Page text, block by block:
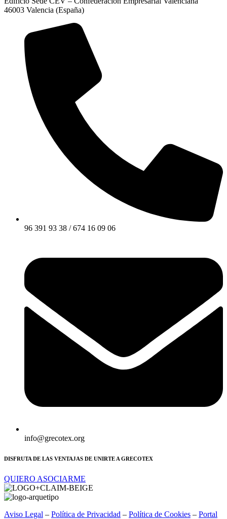
46003 Valencia (España)
96 391 93 38 / 674 16 09 06
info@grecotex.org
DISFRUTA DE LAS VENTAJAS DE UNIRTE A GRECOTEX
QUIERO ASOCIARME
Aviso Legal – Política de Privacidad – Política de Cookies – Portal